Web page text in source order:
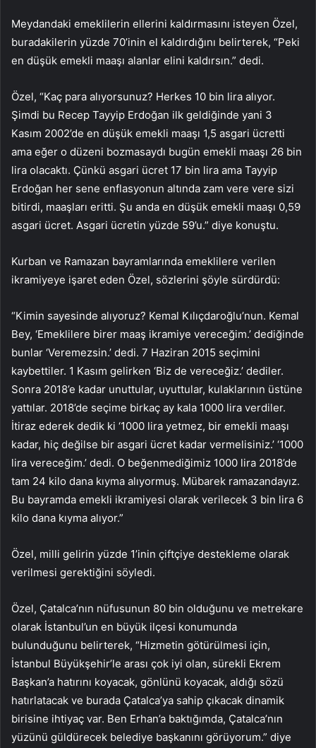
Meydandaki emeklilerin ellerini kaldırmasını isteyen Özel,
buradakilerin yüzde 70’inin el kaldırdığını belirterek, “Peki
en düşük emekli maaşı alanlar elini kaldırsın.” dedi.
Özel, “Kaç para alıyorsunuz? Herkes 10 bin lira alıyor.
Şimdi bu Recep Tayyip Erdoğan ilk geldiğinde yani 3
Kasım 2002’de en düşük emekli maaşı 1,5 asgari ücretti
ama eğer o düzeni bozmasaydı bugün emekli maaşı 26 bin
lira olacaktı. Çünkü asgari ücret 17 bin lira ama Tayyip
Erdoğan her sene enflasyonun altında zam vere vere sizi
bitirdi, maaşları eritti. Şu anda en düşük emekli maaşı 0,59
asgari ücret. Asgari ücretin yüzde 59’u.” diye konuştu.
Kurban ve Ramazan bayramlarında emeklilere verilen
ikramiyeye işaret eden Özel, sözlerini şöyle sürdürdü:
“Kimin sayesinde alıyoruz? Kemal Kılıçdaroğlu’nun. Kemal
Bey, ‘Emeklilere birer maaş ikramiye vereceğim.’ dediğinde
bunlar ‘Veremezsin.’ dedi. 7 Haziran 2015 seçimini
kaybettiler. 1 Kasım gelirken ‘Biz de vereceğiz.’ dediler.
Sonra 2018’e kadar unuttular, uyuttular, kulaklarının üstüne
yattılar. 2018’de seçime birkaç ay kala 1000 lira verdiler.
İtiraz ederek dedik ki ‘1000 lira yetmez, bir emekli maaşı
kadar, hiç değilse bir asgari ücret kadar vermelisiniz.’ ‘1000
lira vereceğim.’ dedi. O beğenmediğimiz 1000 lira 2018’de
tam 24 kilo dana kıyma alıyormuş. Mübarek ramazandayız.
Bu bayramda emekli ikramiyesi olarak verilecek 3 bin lira 6
kilo dana kıyma alıyor.”
Özel, milli gelirin yüzde 1’inin çiftçiye destekleme olarak
verilmesi gerektiğini söyledi.
Özel, Çatalca’nın nüfusunun 80 bin olduğunu ve metrekare
olarak İstanbul’un en büyük ilçesi konumunda
bulunduğunu belirterek, “Hizmetin götürülmesi için,
İstanbul Büyükşehir’le arası çok iyi olan, sürekli Ekrem
Başkan’a hatırını koyacak, gönlünü koyacak, aldığı sözü
hatırlatacak ve burada Çatalca’ya sahip çıkacak dinamik
birisine ihtiyaç var. Ben Erhan’a baktığımda, Çatalca’nın
yüzünü güldürecek belediye başkanını görüyorum.” diye